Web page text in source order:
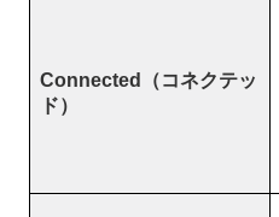
Connected（コネクテッ
ド）